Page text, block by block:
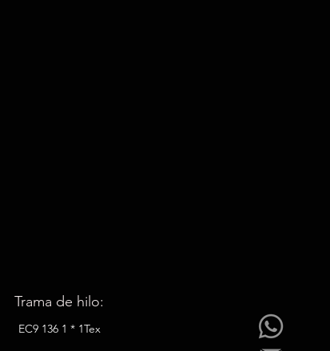
Trama de hilo:
EC9 136 1 * 1Tex